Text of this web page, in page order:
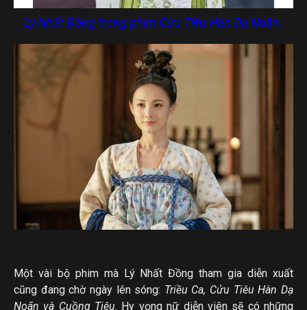
Lý Nhất Đồng trong phim Cửu Tiêu Hàn Dạ Noãn.
Một vài bộ phim mà Lý Nhất Đồng tham gia diễn xuất
cũng đang chờ ngày lên sóng: Triều Ca, Cửu Tiêu Hàn Dạ
Noãn và Cuồng Tiêu. Hy vọng nữ diễn viên sẽ có những